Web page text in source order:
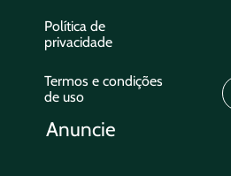
Política de
privacidade
Termos e condições
de uso
Anuncie